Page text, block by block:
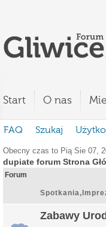
Start O nas
FAQ Szukaj
Obecny czas to Pią Sie 07,
dupiate forum Strona
Forum
Zabawy